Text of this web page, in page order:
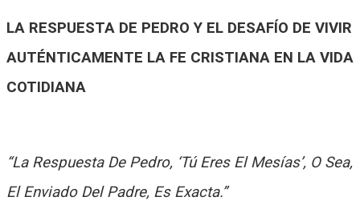
LA RESPUESTA DE PEDRO Y EL DESAFÍO DE VIVIR
AUTÉNTICAMENTE LA FE CRISTIANA EN LA VIDA
COTIDIANA
“La Respuesta De Pedro, ‘Tú Eres El Mesías’, O Sea,
El Enviado Del Padre, Es Exacta.”